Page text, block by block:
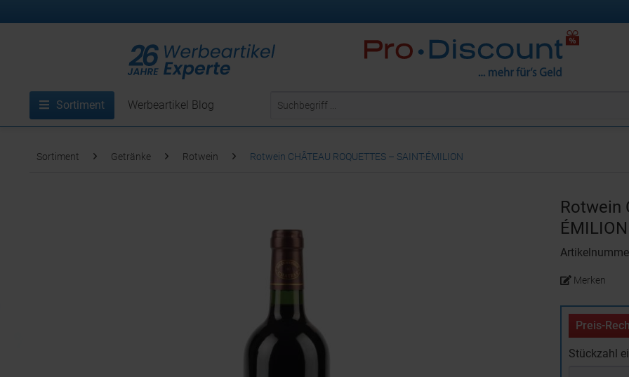
Sortiment Werbeartikel Blog
Sortiment Getränke Rotwein Rotwein CHÂTEAU ROQUETTES – SAINT-ÉMILION
Rotwein
ÉMILION
Merken
Preis-
Stückzahl